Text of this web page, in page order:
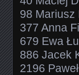
98 Mariusz
377 Anna
679 Ewa
886 Jacek
2196